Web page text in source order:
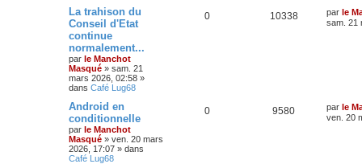
La trahison du
Conseil d'Etat
continue
normalement...
par le Manchot
Masqué » sam. 21
mars 2026, 02:58 »
dans Café Lug68
0 10338 par le
sam. 21
Android en
conditionnelle
par le Manchot
Masqué » ven. 20 mars
2026, 17:07 » dans
Café Lug68
0 9580 par le
ven. 20